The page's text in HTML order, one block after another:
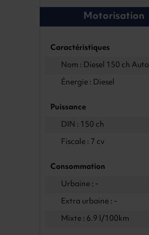
Motorisation
Caractéristiques
Nom : Diesel 150 ch Auto
Énergie : Diesel
Puissance
DIN : 150 ch
Fiscale : 7 cv
Consommation
Urbaine : -
Extra urbaine : -
Mixte : 6.9 l/100km